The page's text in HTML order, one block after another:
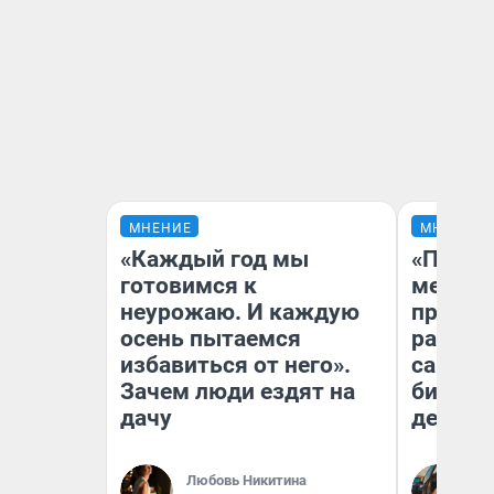
МНЕНИЕ
«Каждый год мы
готовимся к
неурожаю. И каждую
осень пытаемся
избавиться от него».
Зачем люди ездят на
дачу
Любовь Никитина
МНЕНИЕ
самом